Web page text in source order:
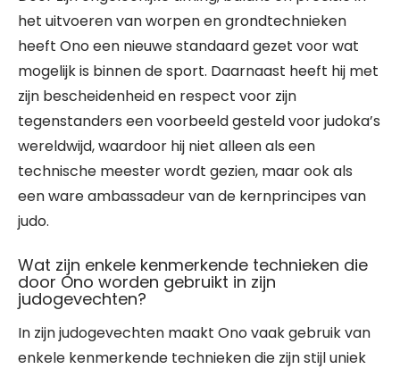
het uitvoeren van worpen en grondtechnieken
heeft Ono een nieuwe standaard gezet voor wat
mogelijk is binnen de sport. Daarnaast heeft hij met
zijn bescheidenheid en respect voor zijn
tegenstanders een voorbeeld gesteld voor judoka’s
wereldwijd, waardoor hij niet alleen als een
technische meester wordt gezien, maar ook als
een ware ambassadeur van de kernprincipes van
judo.
Wat zijn enkele kenmerkende technieken die
door Ono worden gebruikt in zijn
judogevechten?
In zijn judogevechten maakt Ono vaak gebruik van
enkele kenmerkende technieken die zijn stijl uniek